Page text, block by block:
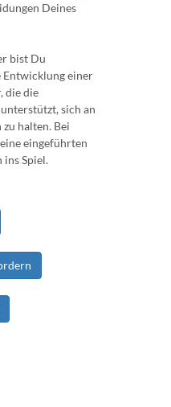
Deines
bist Du
einer
die die
sich an
halten. Bei
eingeführten
Spiel.